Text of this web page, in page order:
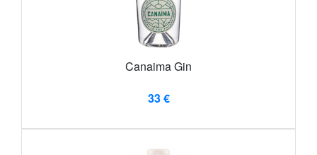
Canaima Gin
33 €